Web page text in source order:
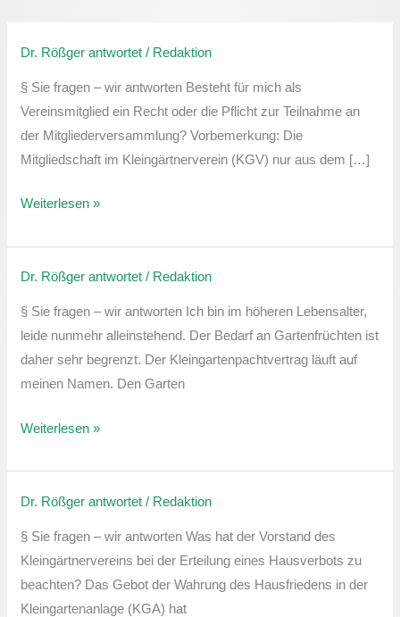
Dr. Rößger antwortet / Redaktion
§ Sie fragen – wir antworten Besteht für mich als
Vereinsmitglied ein Recht oder die Pflicht zur Teilnahme an
der Mitgliederversammlung? Vorbemerkung: Die
Mitgliedschaft im Kleingärtnerverein (KGV) nur aus dem […]
Teilnahme
Weiterlesen »
Dr. Rößger antwortet / Redaktion
§ Sie fragen – wir antworten Ich bin im höheren Lebensalter,
leide nunmehr alleinstehend. Der Bedarf an Gartenfrüchten ist
daher sehr begrenzt. Der Kleingartenpachtvertrag läuft auf
meinen Namen. Den Garten
Kleingartenpachtverhältnisse
Weiterlesen »
Dr. Rößger antwortet / Redaktion
§ Sie fragen – wir antworten Was hat der Vorstand des
Kleingärtnervereins bei der Erteilung eines Hausverbots zu
beachten? Das Gebot der Wahrung des Hausfriedens in der
Kleingartenanlage (KGA) hat
Erteilung